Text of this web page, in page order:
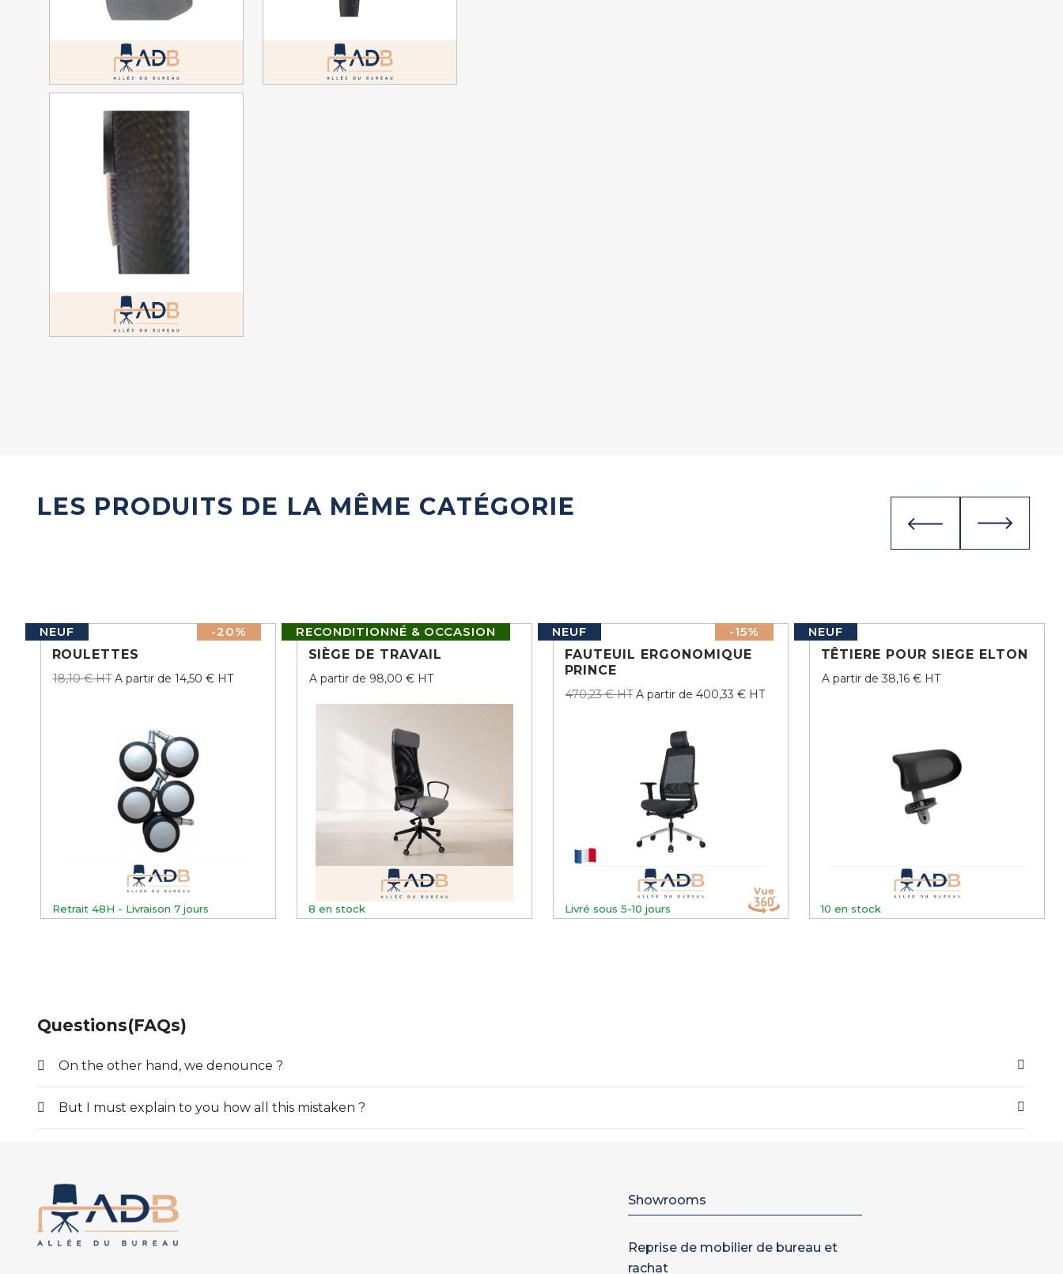
LES PRODUITS DE LA MÊME CATÉGORIE
-20%
NEUF
Retrait 48H - Livraison 7 jours
ROULETTES
18,10 € HT A partir de 14,50 € HT
RECONDITIONNÉ & OCCASION
8 en stock
SIÈGE DE TRAVAIL
A partir de 98,00 € HT
-15%
NEUF
Livré sous 5-10 jours
FAUTEUIL ERGONOMIQUE
PRINCE
470,23 € HT A partir de 400,33 € HT
NEUF
10 en stock
TÊTIERE POUR SIEGE ELTON
A partir de 38,16 € HT
Questions(FAQs)
On the other hand, we denounce ?
But I must explain to you how all this mistaken ?
Showrooms
Reprise de mobilier de bureau et
rachat